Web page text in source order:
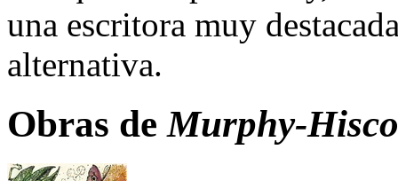
una escritora muy
alternativa.
Obras deMurphy-